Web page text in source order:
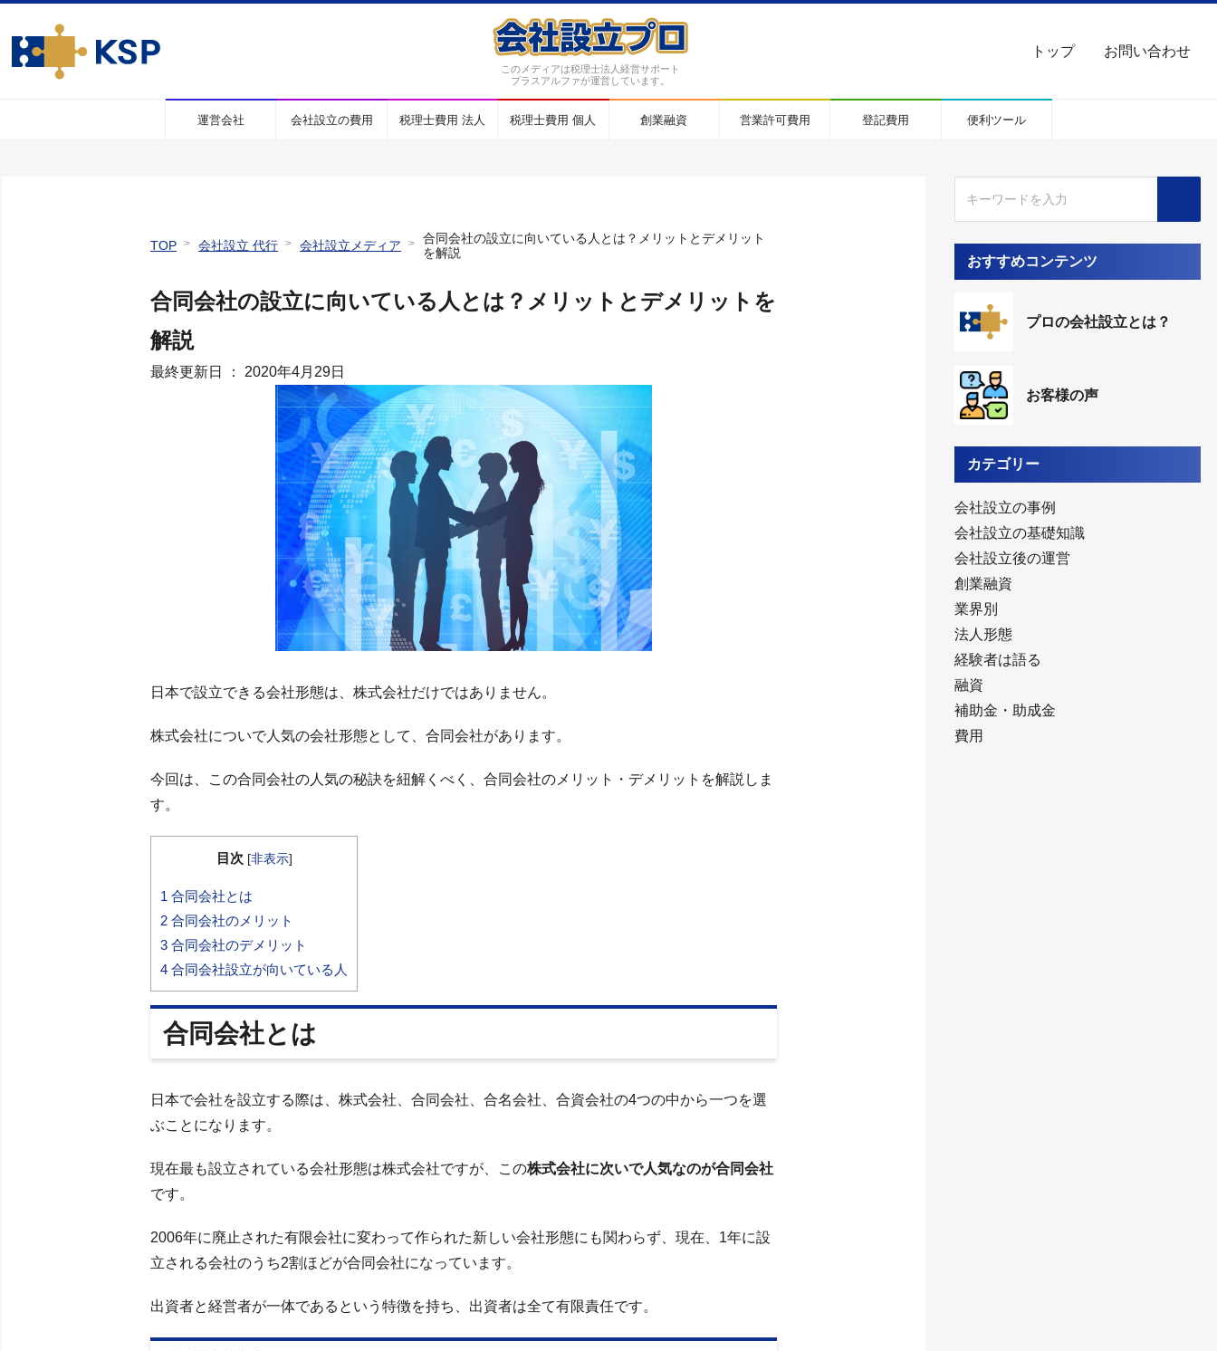
このメディアは税理士法人経営サポート
プラスアルファが運営しています。
トップ お問い合わせ
運営会社 会社設立の費用 税理士費用 法人 税理士費用 個人 創業融資 営業許可費用 登記費用 便利ツール
TOP 会社設立 代行 会社設立 メディア
合同会社の設立に向いている人とは？メリットとデメリット
を解説
合同会社の設立に向いている人とは？メリットとデメリットを
解説
最終更新日 ： 2020年4月29日
日本で設立できる会社形態は、株式会社だけではありません。
株式会社についで人気の会社形態として、合同会社があります。
今回は、この合同会社の人気の秘訣を紐解くべく、合同会社のメリット・デメリットを解説しま
す。
目次 [非表示]
1 合同会社とは
2 合同会社のメリット
3 合同会社のデメリット
4 合同会社設立が向いている人
合同会社とは
日本で会社を設立する際は、株式会社、合同会社、合名会社、合資会社の4つの中から一つを選
ぶことになります。
現在最も設立されている会社形態は株式会社ですが、この株式会社に次いで人気なのが合同会社
です。
2006年に廃止された有限会社に変わって作られた新しい会社形態にも関わらず、現在、1年に設
立される会社のうち2割ほどが合同会社になっています。
出資者と経営者が一体であるという特徴を持ち、出資者は全て有限責任です。
おすすめコンテンツ
プロの会社設立とは？
お客様の声
カテゴリー
会社設立の事例
会社設立の基礎知識
会社設立後の運営
創業融資
業界別
法人形態
経験者は語る
融資
補助金・助成金
費用